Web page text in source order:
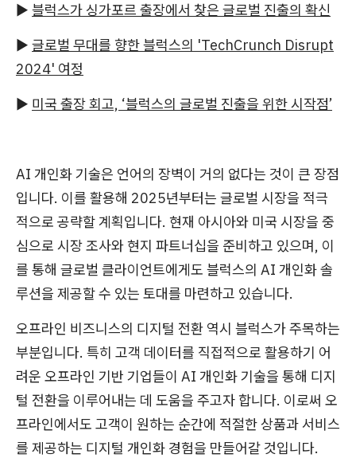
▶ 블럭스가 싱가포르 출장에서 찾은 글로벌 진출의 확신
▶ 글로벌 무대를 향한 블럭스의 'TechCrunch Disrupt
2024' 여정
▶ 미국 출장 회고, ‘블럭스의 글로벌 진출을 위한 시작점’
AI 개인화 기술은 언어의 장벽이 거의 없다는 것이 큰 장점
입니다. 이를 활용해 2025년부터는 글로벌 시장을 적극
적으로 공략할 계획입니다. 현재 아시아와 미국 시장을 중
심으로 시장 조사와 현지 파트너십을 준비하고 있으며, 이
를 통해 글로벌 클라이언트에게도 블럭스의 AI 개인화 솔
루션을 제공할 수 있는 토대를 마련하고 있습니다.
오프라인 비즈니스의 디지털 전환 역시 블럭스가 주목하는
부분입니다. 특히 고객 데이터를 직접적으로 활용하기 어
려운 오프라인 기반 기업들이 AI 개인화 기술을 통해 디지
털 전환을 이루어내는 데 도움을 주고자 합니다. 이로써 오
프라인에서도 고객이 원하는 순간에 적절한 상품과 서비스
를 제공하는 디지털 개인화 경험을 만들어갈 것입니다.